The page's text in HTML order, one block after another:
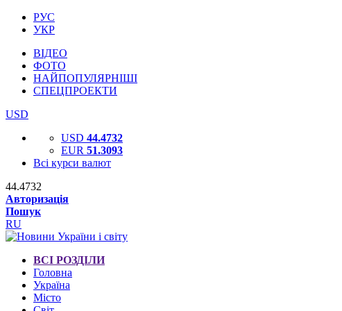
РУС
УКР
ВІДЕО
ФОТО
НАЙПОПУЛЯРНІШІ
СПЕЦПРОЕКТИ
USD
USD 44.4732
EUR 51.3093
Всі курси валют
44.4732
Авторизація
Пошук
RU
ВСІ РОЗДІЛИ
Головна
Україна
Місто